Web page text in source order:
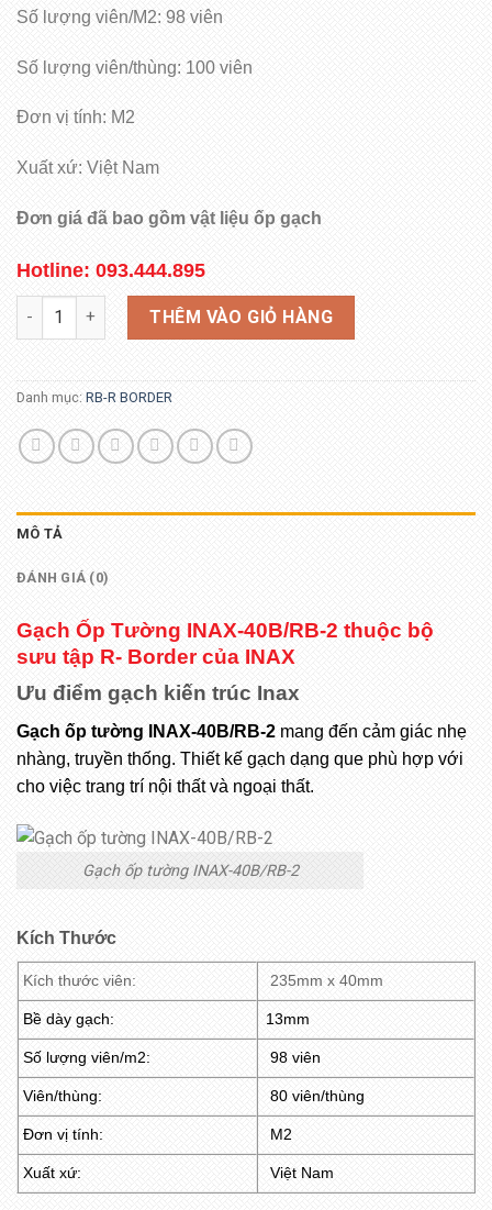
Số lượng viên/M2: 98 viên
Số lượng viên/thùng: 100 viên
Đơn vị tính: M2
Xuất xứ: Việt Nam
Đơn giá đã bao gồm vật liệu ốp gạch
Hotline: 093.444.895
INAX -40B/RB-2 số lượngTHÊM VÀO GIỎ HÀNG
Danh mục: RB-R BORDER
MÔ TẢ
ĐÁNH GIÁ (0)
Gạch Ốp Tường INAX-40B/RB-2 thuộc bộ
sưu tập R- Border của INAX
Ưu điểm gạch kiến trúc Inax
Gạch ốp tường INAX-40B/RB-2 mang đến cảm giác nhẹ
nhàng, truyền thống. Thiết kế gạch dạng que phù hợp với
cho việc trang trí nội thất và ngoại thất.
Gạch ốp tường INAX-40B/RB-2
Kích Thước
Kích thước viên: 235mm x 40mm
Bề dày gạch: 13mm
Số lượng viên/m2: 98 viên
Viên/thùng: 80 viên/thùng
Đơn vị tính: M2
Xuất xứ: Việt Nam